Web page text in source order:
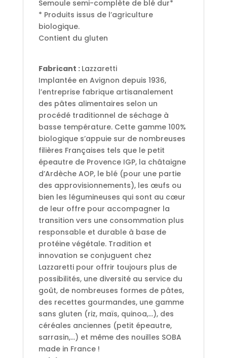
Semoule semi-complète de blé dur*
* Produits issus de l’agriculture
biologique.
Contient du gluten
Fabricant : Lazzaretti
Implantée en Avignon depuis 1936,
l’entreprise fabrique artisanalement
des pâtes alimentaires selon un
procédé traditionnel de séchage à
basse température. Cette gamme 100%
biologique s’appuie sur de nombreuses
filières Françaises tels que le petit
épeautre de Provence IGP, la châtaigne
d’Ardèche AOP, le blé (pour une partie
des approvisionnements), les œufs ou
bien les légumineuses qui sont au cœur
de leur offre pour accompagner la
transition vers une consommation plus
responsable et durable à base de
protéine végétale. Tradition et
innovation se conjuguent chez
Lazzaretti pour offrir toujours plus de
possibilités, une diversité au service du
goût, de nombreuses formes de pâtes,
des recettes gourmandes, une gamme
sans gluten (riz, maïs, quinoa,…), des
céréales anciennes (petit épeautre,
sarrasin,…) et même des nouilles SOBA
made in France !